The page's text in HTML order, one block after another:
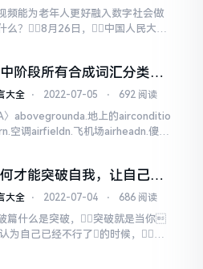
1...
频能为老年人更好融入数字社会做
么？8月26日，中国人民大学
（以下简称《报告》）。《报告》
，抖音等短视频应用，为当代
提供了新工具，加强了
人的社会...
阶段所有合成词汇分类
效记单词必备资料）！
大全 ⋅ 2022-07-05 ⋅ 692 阅读
A〉abovegrounda.地上的airconditio
空调airfieldn.飞机场airheadn.傻
寄n.航空邮件airp...
才能突破自我，让自己达
的高度？
大全 ⋅ 2022-07-04 ⋅ 686 阅读
篇什么是突破，突破就是当你
为自己已经不行了的时候，不